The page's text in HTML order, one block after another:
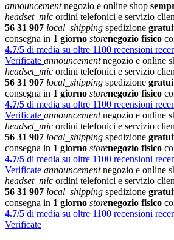
announcementnegozio e online shop
headset_mic ordini telefonici e servizio
56 31 907 local_shipping spedizione
consegna in 1 giorno storenegozio fisico
4.7/5 di media su oltre 1100 recensioni
Verificate announcementnegozio e online
headset_mic ordini telefonici e servizio
56 31 907 local_shipping spedizione
consegna in 1 giorno storenegozio fisico
4.7/5 di media su oltre 1100 recensioni
Verificate announcementnegozio e online
headset_mic ordini telefonici e servizio
56 31 907 local_shipping spedizione
consegna in 1 giorno storenegozio fisico
4.7/5 di media su oltre 1100 recensioni
Verificate announcementnegozio e online
headset_mic ordini telefonici e servizio
56 31 907 local_shipping spedizione
consegna in 1 giorno storenegozio fisico
4.7/5 di media su oltre 1100 recensioni
Verificate